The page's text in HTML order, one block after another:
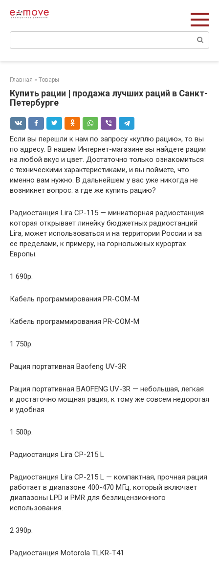
Поиск:
Главная » Товары
Купить рации | продажа лучших раций в Санкт-
Петербурге
Если вы перешли к нам по запросу «куплю рацию», то вы
по адресу. В нашем Интернет-магазине вы найдете рации
на любой вкус и цвет. Достаточно только ознакомиться
с техническими характеристиками, и вы поймете, что
именно вам нужно. В дальнейшем у вас уже никогда не
возникнет вопрос: а где же купить рацию?
Радиостанция Lira CP-115 — миниатюрная радиостанция
которая открывает линейку бюджетных радиостанций
Lira, может использоваться и на территории России и за
её пределами, к примеру, на горнолыжных курортах
Европы.
1 690р.
Кабель программирования PR-COM-M
Кабель программирования PR-COM-M
1 750р.
Рация портативная Baofeng UV-3R
Рация портативная BAOFENG UV-3R — небольшая, легкая
и достаточно мощная рация, к тому же совсем недорогая
и удобная
1 500р.
Радиостанция Lira CP-215 L
Радиостанция Lira CP-215 L — компактная, прочная рация
работает в диапазоне 400-470 МГц, который включает
диапазоны LPD и PMR для безлицензионного
использования.
2 390р.
Радиостанция Motorola TLKR-T41